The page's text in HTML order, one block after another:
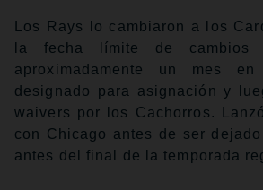
Los Rays lo cambiaron a los
la fecha límite de cambios
aproximadamente un mes
designado para asignación y
waivers por los Cachorros.
con Chicago antes de ser
antes del final de la temporada